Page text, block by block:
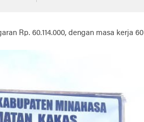
Rp. 60.114.000, dengan masa kerja 60